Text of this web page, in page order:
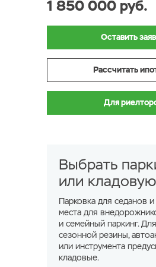
1 850 000 руб.
Оставить
Рассчитать
Для
Выбрать
или кладовую
Парковка для седанов и
места для
и семейный паркинг.
сезонной резины,
или инструмента
кладовые.